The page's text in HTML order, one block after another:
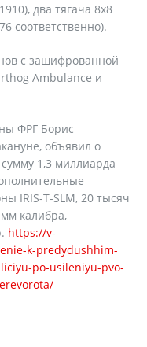
два тягача 8x8
соответственно).
с зашифрованной
Ambulance и
ФРГ Борис
объявил о
1,3 миллиарда
IRIS-T-SLM, 20 тысяч
калибра,
https://v-
k-predydushhim-
po-usileniyu-pvo-